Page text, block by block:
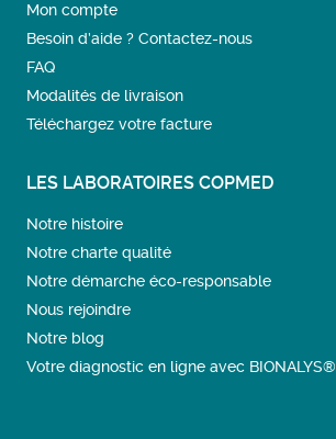
Mon compte
Besoin d’aide ? Contactez-nous
FAQ
Modalités de livraison
Téléchargez votre facture
LES LABORATOIRES COPMED
Notre histoire
Notre charte qualité
Notre démarche éco-responsable
Nous rejoindre
Notre blog
Votre diagnostic en ligne avec BIONALYS®